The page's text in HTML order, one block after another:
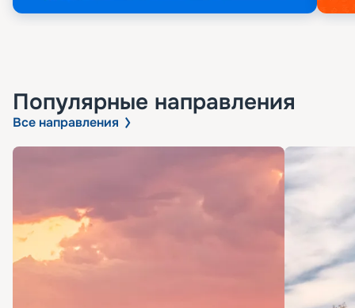
Популярные направления
Все направления